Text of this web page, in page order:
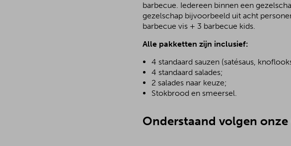
barbecue. Iedereen binnen een
gezelschap bijvoorbeeld uit acht
barbecue vis + 3 barbecue kids.
Alle pakketten zijn inclusief:
4 standaard sauzen (satésaus,
4 standaard salades;
2 salades naar keuze;
Stokbrood en smeersel.
Onderstaand volgen